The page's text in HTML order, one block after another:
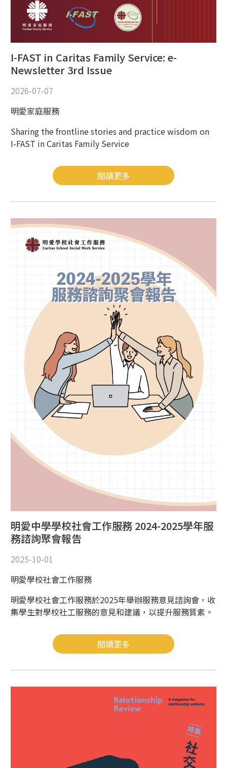
I-FAST in Caritas Family Service: e-
Newsletter 3rd Issue
2026-07-07
明愛家庭服務
Sharing the frontline stories and practice wisdom on
I-FAST in Caritas Family Service
閱讀更多
明愛中學學校社會工作服務 2024-2025學年服
務諮詢聚會報告
2025-10-01
明愛學校社會工作服務
明愛學校社會工作服務於2025年舉辦服務意見諮詢會，收
集學生對學校社工服務的意見和建議，以提升服務質素。
閱讀更多